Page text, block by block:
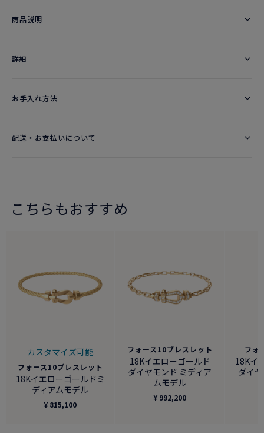
商品説明
詳細​
お手入れ方法
配送・お支払いについて
こちらもおすすめ
カスタマイズ可能
フォース10ブレスレット
18Kイエローゴールドミ
ディアムモデル
¥ 815,100
フォース10ブレスレット
18Kイエローゴールド
ダイヤモンド ミディア
ムモデル
¥ 992,200
フォ
18Kイ
ダイ